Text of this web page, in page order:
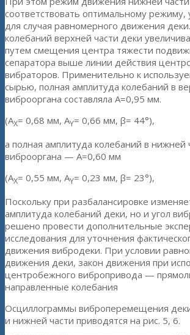
соответствовать оптимальному режиму,
для случая равномерного движения
колебаний верхней части деки
путем смещения центра тяжести
сепаратора выше линии действия
вибраторов. Применительно к
сырью, полная амплитуда колебаний в
виброоргана составляла А=0,95 мм.
(AX= 0,68 мм, AY= 0,66 мм, β= 44°),
а полная амплитуда колебаний в нижней
виброоргана — А=0,60 мм
(AX= 0,55 мм, AY= 0,23 мм, β= 23°),
Поскольку при разбалансировке
амплитуда колебаний деки, но и угол
решено провести дополнительные
исследования для уточнения
движения вибродеки. При условии
движения деки, закон движения при
центробежного вибропривода —
направленные колебания
Осциллограммы виброперемещения
и нижней части приводятся на рис. 5, 6.